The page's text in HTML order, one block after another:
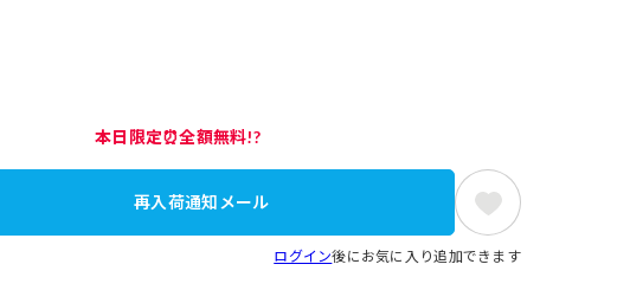
本日限定⏰全額無料!?
再入荷通知メール
ログイン後にお気に入り追加できます